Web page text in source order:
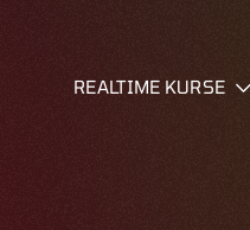
REALTIME KURSE